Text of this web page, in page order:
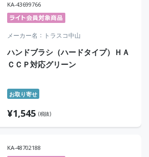
KA-43699766
メーカー名 トラスコ中山
ハンドブラシ（ハードタイプ）ＨＡ
ＣＣＰ対応グリーン
お取り寄せ
¥1,545 (税抜)
KA-48702188